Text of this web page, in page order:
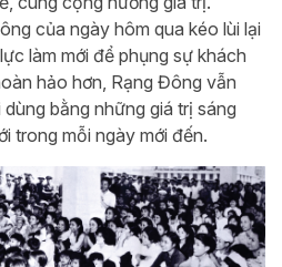
của ngày hôm qua kéo lùi lại
làm mới để phụng sự khách
hảo hơn, Rạng Đông vẫn
bằng những giá trị sáng
trong mỗi ngày mới đến.